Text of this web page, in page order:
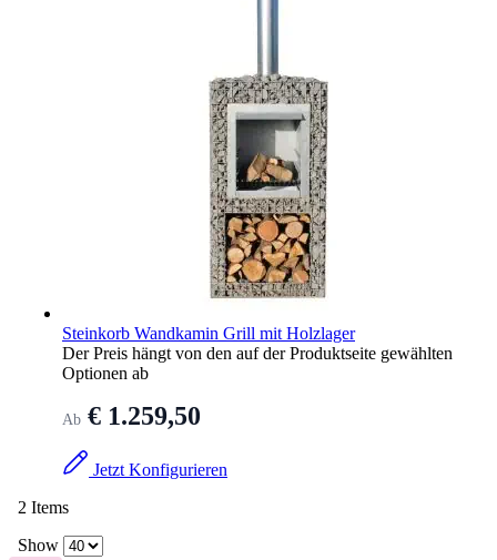
Steinkorb Wandkamin Grill mit Holzlager
Der Preis hängt von den auf der Produktseite gewählten
Optionen ab
Ab
2Items